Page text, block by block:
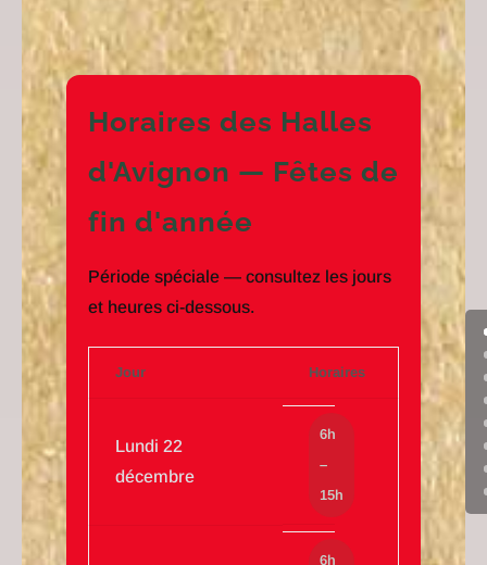
Horaires des Halles
d'Avignon — Fêtes de
fin d'année
Période spéciale — consultez les jours
et heures ci-dessous.
Jour Horaires
Lundi 22
décembre
6h
–
15h
6h